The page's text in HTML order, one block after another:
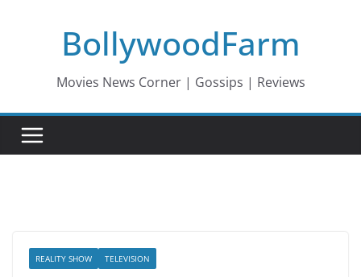
BollywoodFarm
Movies News Corner | Gossips | Reviews
REALITY SHOW TELEVISION